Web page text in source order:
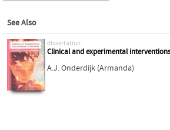
See Also
dissertation
Clinical and experimental
A.J. Onderdijk (Armanda)